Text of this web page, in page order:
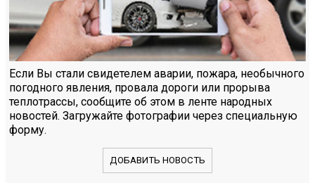
Если Вы стали свидетелем аварии, пожара, необычного
погодного явления, провала дороги или прорыва
теплотрассы, сообщите об этом в ленте народных
новостей. Загружайте фотографии через специальную
форму.
ДОБАВИТЬ НОВОСТЬ